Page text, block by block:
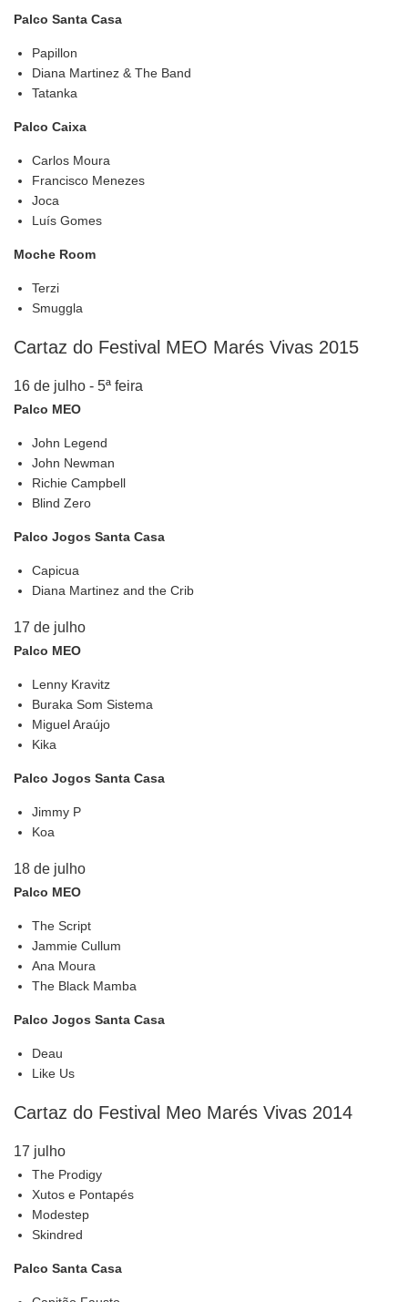
Palco Santa Casa
Papillon
Diana Martinez & The Band
Tatanka
Palco Caixa
Carlos Moura
Francisco Menezes
Joca
Luís Gomes
Moche Room
Terzi
Smuggla
Cartaz do Festival MEO Marés Vivas 2015
16 de julho - 5ª feira
Palco MEO
John Legend
John Newman
Richie Campbell
Blind Zero
Palco Jogos Santa Casa
Capicua
Diana Martinez and the Crib
17 de julho
Palco MEO
Lenny Kravitz
Buraka Som Sistema
Miguel Araújo
Kika
Palco Jogos Santa Casa
Jimmy P
Koa
18 de julho
Palco MEO
The Script
Jammie Cullum
Ana Moura
The Black Mamba
Palco Jogos Santa Casa
Deau
Like Us
Cartaz do Festival Meo Marés Vivas 2014
17 julho
The Prodigy
Xutos e Pontapés
Modestep
Skindred
Palco Santa Casa